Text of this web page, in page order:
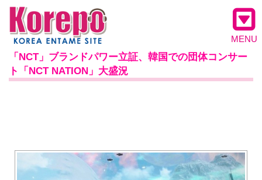
MENU
「NCT」ブランドパワー立証、韓国での団体コンサー
ト「NCT NATION」大盛況